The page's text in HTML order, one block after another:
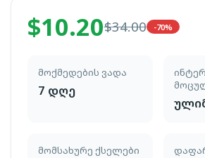
$10.20$34.00 -70%
მოქმედების ვადა
7 დღე
მომსახურე ქსელები